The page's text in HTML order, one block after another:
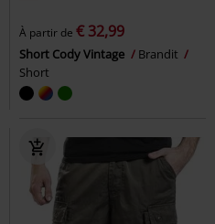
À partir de € 32,99
Short Cody Vintage
Brandit
Short